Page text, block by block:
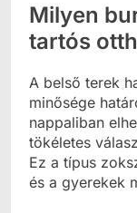
Milyen
tartós
A belső terek
minősége
nappaliban
tökéletes
Ez a típus
és a gyerekek